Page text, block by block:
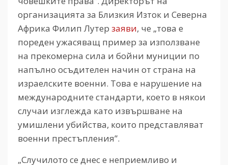
организацията за Близкия Изток и Северна
Африка Филип Лутер заяви, че „това е
пореден ужасяващ пример за използване
на прекомерна сила и бойни муниции по
напълно осъдителен начин от страна на
израелските военни. Това е нарушение на
международните стандарти, което в някои
случаи изглежда като извършване на
умишлени убийства, които представляват
военни престъпления”.
„Случилото се днес е неприемливо и